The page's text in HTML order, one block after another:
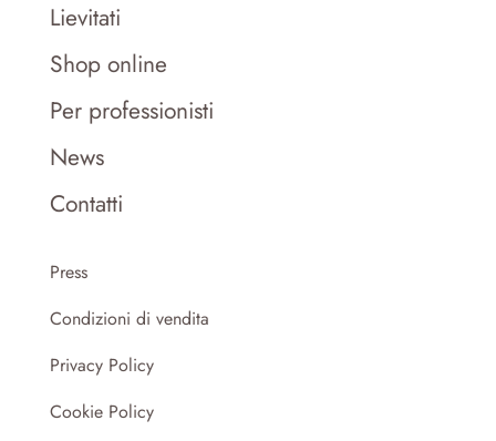
Lievitati
Shop online
Per professionisti
News
Contatti
Press
Condizioni di vendita
Privacy Policy
Cookie Policy